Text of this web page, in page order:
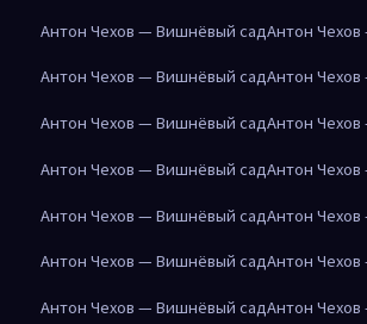
Антон Чехов — Вишнёвый садАнтон
Антон Чехов — Вишнёвый садАнтон
Антон Чехов — Вишнёвый садАнтон
Антон Чехов — Вишнёвый садАнтон
Антон Чехов — Вишнёвый садАнтон
Антон Чехов — Вишнёвый садАнтон
Антон Чехов — Вишнёвый садАнтон